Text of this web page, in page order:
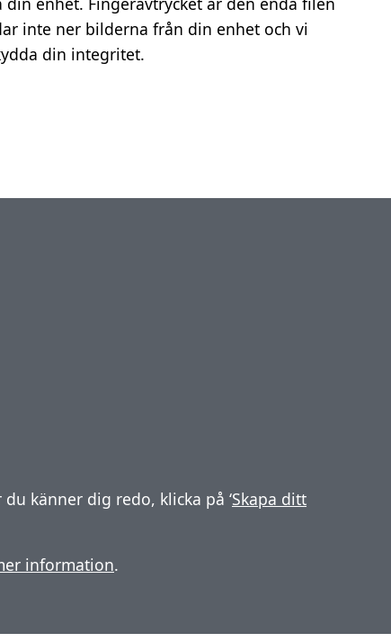
inte ner bilderna från din enhet och vi
din integritet.
känner dig redo, klicka på ‘Skapa ditt
information.